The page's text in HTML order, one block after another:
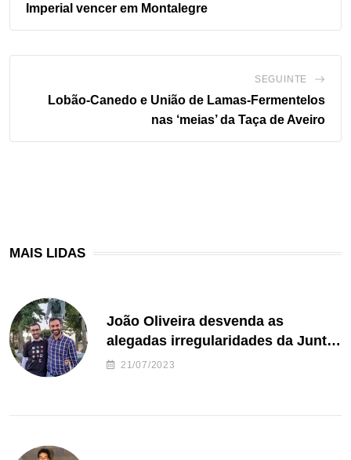
Imperial vencer em Montalegre
SEGUINTE
Lobão-Canedo e União de Lamas-Fermentelos
nas ‘meias’ da Taça de Aveiro
MAIS LIDAS
João Oliveira desvenda as
alegadas irregularidades da Junta
de Freguesia S. João de Ver
21/07/2023